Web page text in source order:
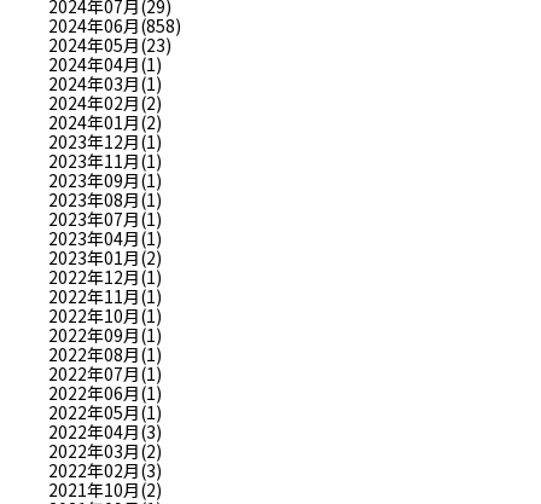
2024年07月(29)
2024年06月(858)
2024年05月(23)
2024年04月(1)
2024年03月(1)
2024年02月(2)
2024年01月(2)
2023年12月(1)
2023年11月(1)
2023年09月(1)
2023年08月(1)
2023年07月(1)
2023年04月(1)
2023年01月(2)
2022年12月(1)
2022年11月(1)
2022年10月(1)
2022年09月(1)
2022年08月(1)
2022年07月(1)
2022年06月(1)
2022年05月(1)
2022年04月(3)
2022年03月(2)
2022年02月(3)
2021年10月(2)